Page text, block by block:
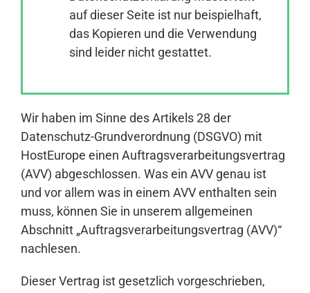
Anmelden
auf dieser Seite ist nur beispielhaft,
das Kopieren und die Verwendung
sind leider nicht gestattet.
Wir haben im Sinne des Artikels 28 der
Datenschutz-Grundverordnung (DSGVO) mit
HostEurope einen Auftragsverarbeitungsvertrag
(AVV) abgeschlossen. Was ein AVV genau ist
und vor allem was in einem AVV enthalten sein
muss, können Sie in unserem allgemeinen
Abschnitt „Auftragsverarbeitungsvertrag (AVV)“
nachlesen.
Dieser Vertrag ist gesetzlich vorgeschrieben,